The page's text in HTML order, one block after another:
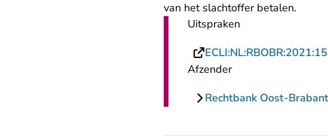
van het slachtoffer betalen.
Uitspraken
Afzender
Rechtbank Oost-Brabant